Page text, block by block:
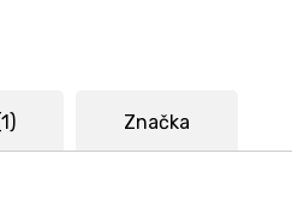
Značka